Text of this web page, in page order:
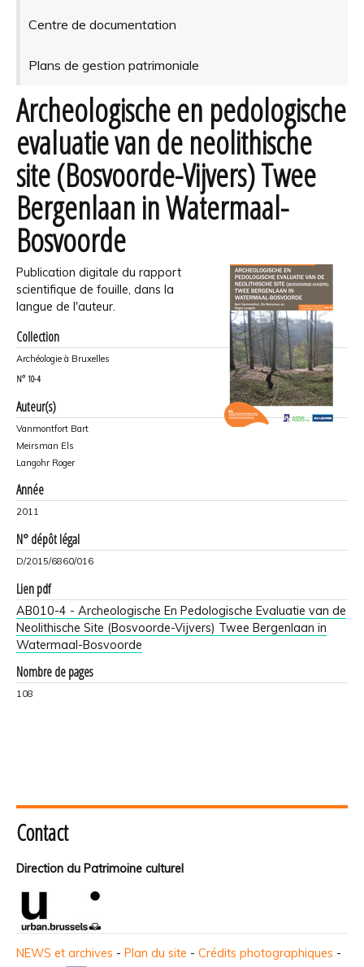
Centre de documentation
Plans de gestion patrimoniale
Archeologische en pedologische
evaluatie van de neolithische
site (Bosvoorde-Vijvers) Twee
Bergenlaan in Watermaal-
Bosvoorde
Publication digitale du rapport
scientifique de fouille, dans la
langue de l'auteur.
Collection
Archéologie à Bruxelles
N° 10-4
Auteur(s)
Vanmontfort Bart
Meirsman Els
Langohr Roger
Année
2011
N° dépôt légal
D/2015/6860/016
Lien pdf
AB010-4 - Archeologische En Pedologische Evaluatie van de
Neolithische Site (Bosvoorde-Vijvers) Twee Bergenlaan in
Watermaal-Bosvoorde
Nombre de pages
108
Contact
Direction du Patrimoine culturel
NEWS et archives - Plan du site - Crédits photographiques -